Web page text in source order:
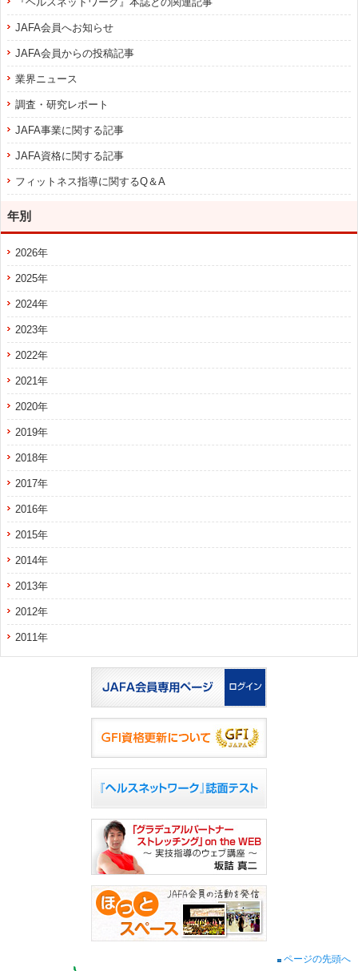
JAFA会員へお知らせ
JAFA会員からの投稿記事
業界ニュース
調査・研究レポート
JAFA事業に関する記事
JAFA資格に関する記事
フィットネス指導に関するQ＆A
年別
2026年
2025年
2024年
2023年
2022年
2021年
2020年
2019年
2018年
2017年
2016年
2015年
2014年
2013年
2012年
2011年
ページの先頭へ